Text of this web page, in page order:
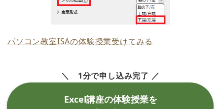
パソコン教室ISAの体験授業受けてみる
＼ 1分で申し込み完了 ／
Excel講座の体験授業を